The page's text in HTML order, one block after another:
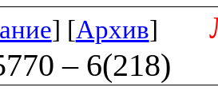
] [Архив]
– 6(218)